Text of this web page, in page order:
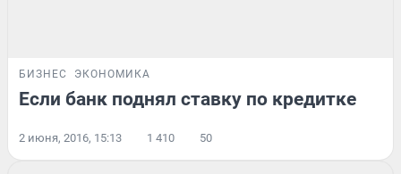
БИЗНЕС ЭКОНОМИКА
Если банк поднял ставку по кредитке
2 июня, 2016, 15:13 1 410 50